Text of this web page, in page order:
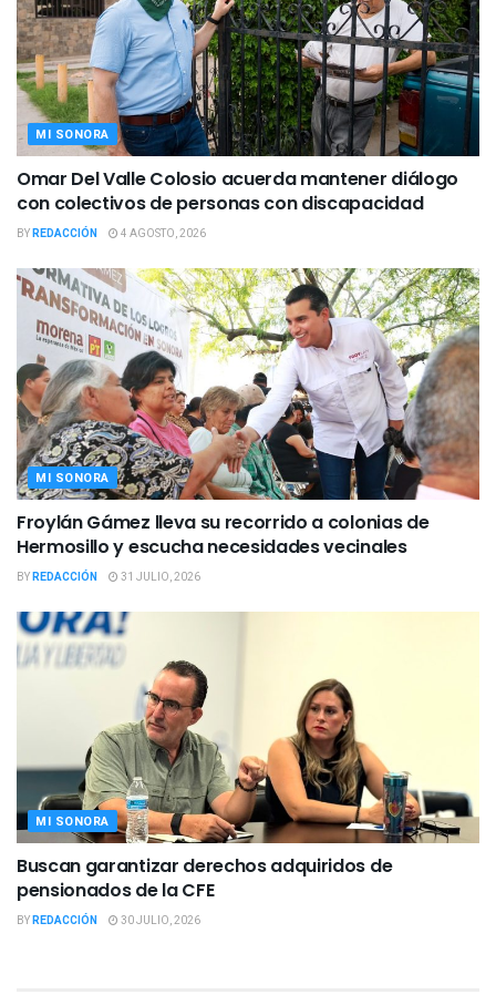
MI SONORA
Omar Del Valle Colosio acuerda mantener diálogo
con colectivos de personas con discapacidad
BYREDACCIÓN 4 AGOSTO, 2026
MI SONORA
Froylán Gámez lleva su recorrido a colonias de
Hermosillo y escucha necesidades vecinales
BYREDACCIÓN 31 JULIO, 2026
MI SONORA
Buscan garantizar derechos adquiridos de
pensionados de la CFE
BYREDACCIÓN 30 JULIO, 2026